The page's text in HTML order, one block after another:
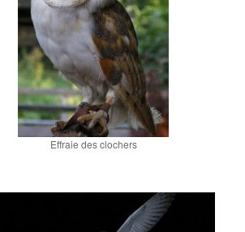
Effraie des clochers